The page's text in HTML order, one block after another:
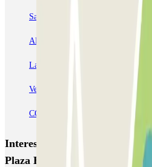
San Telmo PARKIA
AENA Aeropuerto de Gran Canaria
Larga Estancia Gran Canaria-
Venegas - Plaza de los Derechos
COPARK Arriaga
Interessante plaatsen en
Plaza España